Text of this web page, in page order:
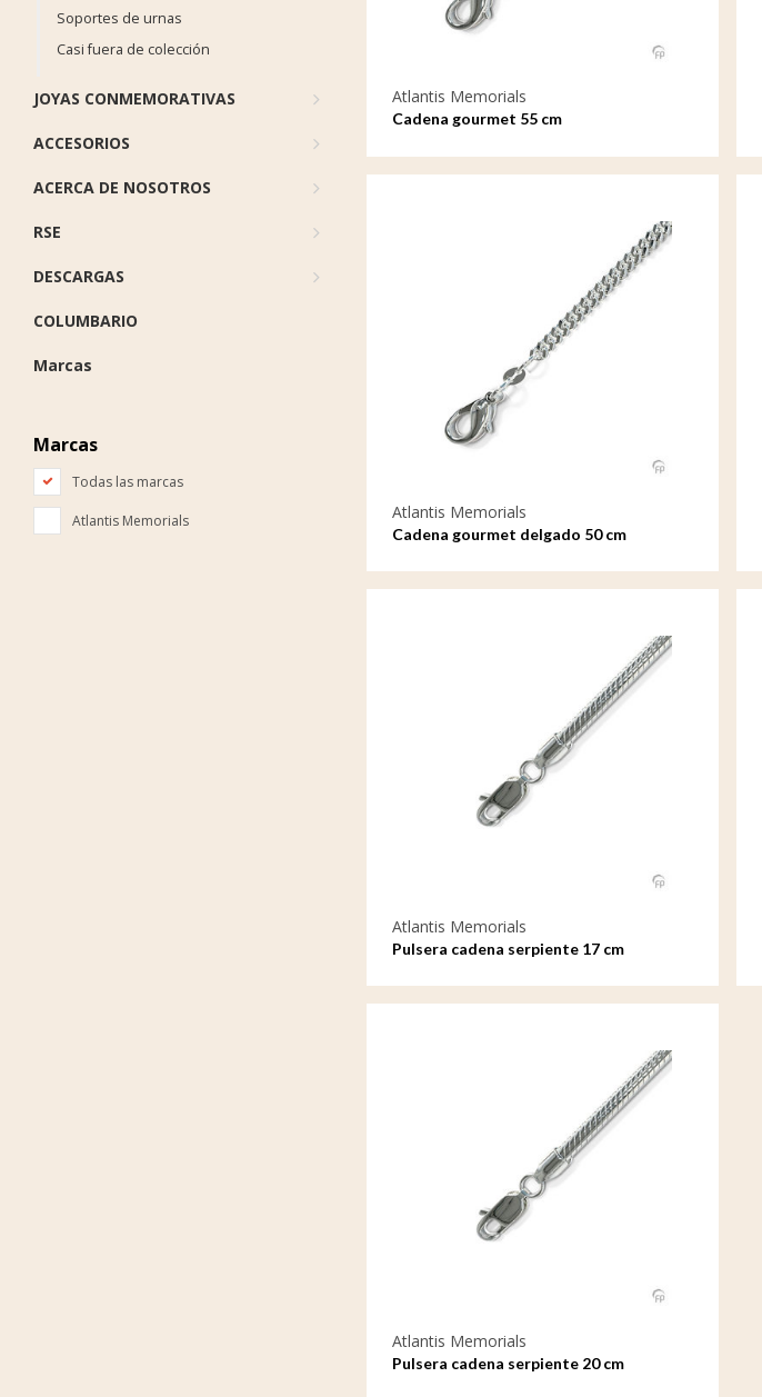
Soportes de urnas
Casi fuera de colección
JOYAS CONMEMORATIVAS
ACCESORIOS
ACERCA DE NOSOTROS
RSE
DESCARGAS
COLUMBARIO
Marcas
Marcas
Todas las marcas
Atlantis Memorials
Atlantis Memorials
Cadena gourmet 55 cm
Atlantis Memorials
Cadena gourmet delgado 50 cm
Atlantis Memorials
Pulsera cadena serpiente 17 cm
Atlantis Memorials
Pulsera cadena serpiente 20 cm